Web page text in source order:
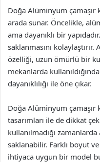
Doğa Alüminyum çamaşır
arada sunar. Öncelikle,
ama dayanıklı bir
saklanmasını
özelliği, uzun ömürlü bir
mekanlarda
dayanıklılığı ile öne çıkar.
Doğa Alüminyum çamaşır
tasarımları ile de dikkat
kullanılmadığı
saklanabilir. Farklı boyut
ihtiyaca uygun bir model